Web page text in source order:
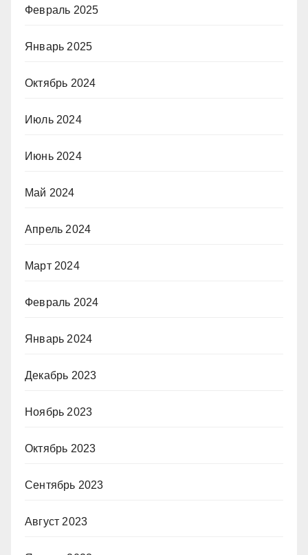
Февраль 2025
Январь 2025
Октябрь 2024
Июль 2024
Июнь 2024
Май 2024
Апрель 2024
Март 2024
Февраль 2024
Январь 2024
Декабрь 2023
Ноябрь 2023
Октябрь 2023
Сентябрь 2023
Август 2023